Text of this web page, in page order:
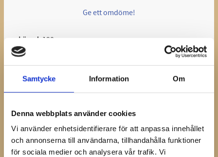
Samtycke Information Om
Denna webbplats använder cookies
Vi använder enhetsidentifierare för att anpassa innehållet
och annonserna till användarna, tillhandahålla funktioner
för sociala medier och analysera vår trafik. Vi
Ge ett omdöme!
Längd: 190mm
Bredd:
Tjocklek: 2-13mm
med infälld öppning i tå,
bredd: ca 45mm